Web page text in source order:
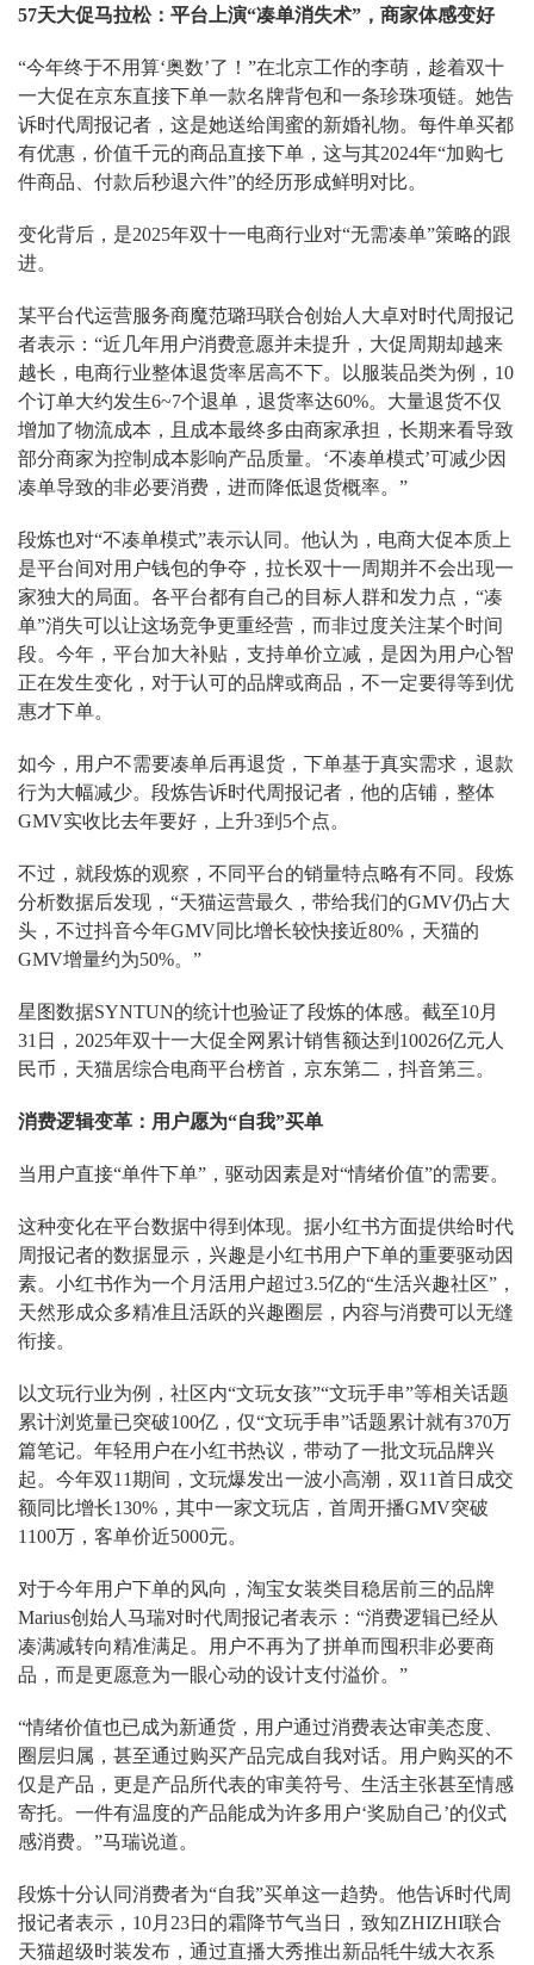
57天大促马拉松：平台上演“凑单消失术”，商家体感变好
“今年终于不用算‘奥数’了！”在北京工作的李萌，趁着双十
一大促在京东直接下单一款名牌背包和一条珍珠项链。她告
诉时代周报记者，这是她送给闺蜜的新婚礼物。每件单买都
有优惠，价值千元的商品直接下单，这与其2024年“加购七
件商品、付款后秒退六件”的经历形成鲜明对比。
变化背后，是2025年双十一电商行业对“无需凑单”策略的跟
进。
某平台代运营服务商魔范璐玛联合创始人大卓对时代周报记
者表示：“近几年用户消费意愿并未提升，大促周期却越来
越长，电商行业整体退货率居高不下。以服装品类为例，10
个订单大约发生6~7个退单，退货率达60%。大量退货不仅
增加了物流成本，且成本最终多由商家承担，长期来看导致
部分商家为控制成本影响产品质量。‘不凑单模式’可减少因
凑单导致的非必要消费，进而降低退货概率。”
段炼也对“不凑单模式”表示认同。他认为，电商大促本质上
是平台间对用户钱包的争夺，拉长双十一周期并不会出现一
家独大的局面。各平台都有自己的目标人群和发力点，“凑
单”消失可以让这场竞争更重经营，而非过度关注某个时间
段。今年，平台加大补贴，支持单价立减，是因为用户心智
正在发生变化，对于认可的品牌或商品，不一定要得等到优
惠才下单。
如今，用户不需要凑单后再退货，下单基于真实需求，退款
行为大幅减少。段炼告诉时代周报记者，他的店铺，整体
GMV实收比去年要好，上升3到5个点。
不过，就段炼的观察，不同平台的销量特点略有不同。段炼
分析数据后发现，“天猫运营最久，带给我们的GMV仍占大
头，不过抖音今年GMV同比增长较快接近80%，天猫的
GMV增量约为50%。”
星图数据SYNTUN的统计也验证了段炼的体感。截至10月
31日，2025年双十一大促全网累计销售额达到10026亿元人
民币，天猫居综合电商平台榜首，京东第二，抖音第三。
消费逻辑变革：用户愿为“自我”买单
当用户直接“单件下单”，驱动因素是对“情绪价值”的需要。
这种变化在平台数据中得到体现。据小红书方面提供给时代
周报记者的数据显示，兴趣是小红书用户下单的重要驱动因
素。小红书作为一个月活用户超过3.5亿的“生活兴趣社区”，
天然形成众多精准且活跃的兴趣圈层，内容与消费可以无缝
衔接。
以文玩行业为例，社区内“文玩女孩”“文玩手串”等相关话题
累计浏览量已突破100亿，仅“文玩手串”话题累计就有370万
篇笔记。年轻用户在小红书热议，带动了一批文玩品牌兴
起。今年双11期间，文玩爆发出一波小高潮，双11首日成交
额同比增长130%，其中一家文玩店，首周开播GMV突破
1100万，客单价近5000元。
对于今年用户下单的风向，淘宝女装类目稳居前三的品牌
Marius创始人马瑞对时代周报记者表示：“消费逻辑已经从
凑满减转向精准满足。用户不再为了拼单而囤积非必要商
品，而是更愿意为一眼心动的设计支付溢价。”
“情绪价值也已成为新通货，用户通过消费表达审美态度、
圈层归属，甚至通过购买产品完成自我对话。用户购买的不
仅是产品，更是产品所代表的审美符号、生活主张甚至情感
寄托。一件有温度的产品能成为许多用户‘奖励自己’的仪式
感消费。”马瑞说道。
段炼十分认同消费者为“自我”买单这一趋势。他告诉时代周
报记者表示，10月23日的霜降节气当日，致知ZHIZHI联合
天猫超级时装发布，通过直播大秀推出新品牦牛绒大衣系